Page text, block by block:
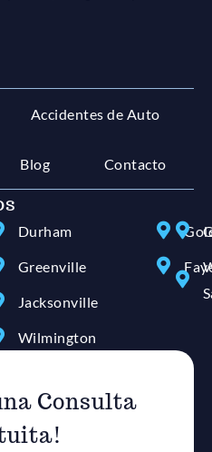
Accidentes de Auto
Blog Contacto
Durham
Greenville
Jacksonville
Wilmington
Consulta